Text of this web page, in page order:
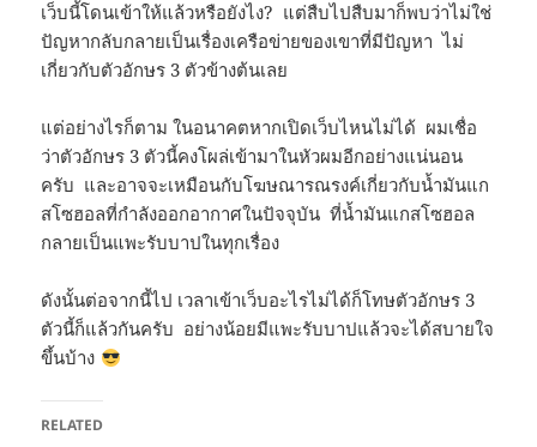
เว็บนี้โดนเข้าให้แล้วหรือยังไง? แต่สืบไปสืบมาก็พบว่าไม่ใช่
ปัญหากลับกลายเป็นเรื่องเครือข่ายของเขาที่มีปัญหา ไม่
เกี่ยวกับตัวอักษร 3 ตัวข้างต้นเลย
แต่อย่างไรก็ตาม ในอนาคตหากเปิดเว็บไหนไม่ได้ ผมเชื่อ
ว่าตัวอักษร 3 ตัวนี้คงโผล่เข้ามาในหัวผมอีกอย่างแน่นอน
ครับ และอาจจะเหมือนกับโฆษณารณรงค์เกี่ยวกับน้ำมันแก
สโซฮอลที่กำลังออกอากาศในปัจจุบัน ที่น้ำมันแกสโซฮอล
กลายเป็นแพะรับบาปในทุกเรื่อง
ดังนั้นต่อจากนี้ไป เวลาเข้าเว็บอะไรไม่ได้ก็โทษตัวอักษร 3
ตัวนี้ก็แล้วกันครับ อย่างน้อยมีแพะรับบาปแล้วจะได้สบายใจ
ขึ้นบ้าง
RELATED